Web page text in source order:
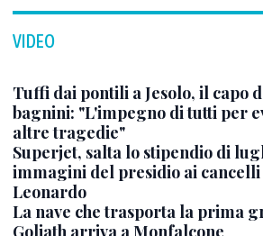
VIDEO
Tuffi dai pontili a Jesolo, il capo
bagnini: "L'impegno di tutti per
altre tragedie"
Superjet, salta lo stipendio di
immagini del presidio ai cancelli
Leonardo
La nave che trasporta la prima
Goliath arriva a Monfalcone